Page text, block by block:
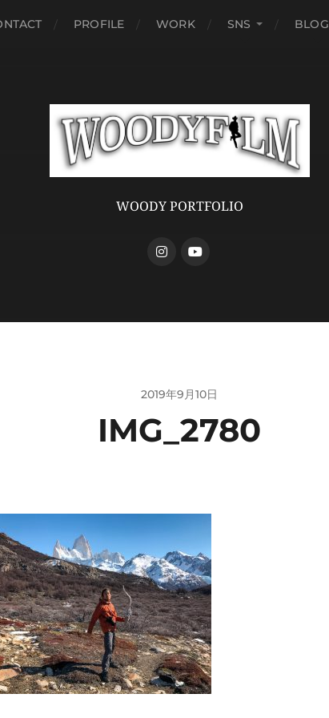
PROFILE WORK SNS BLOG
WOODY PORTFOLIO
2019年9月10日
IMG_2780